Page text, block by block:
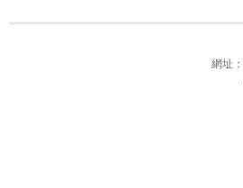
網址：